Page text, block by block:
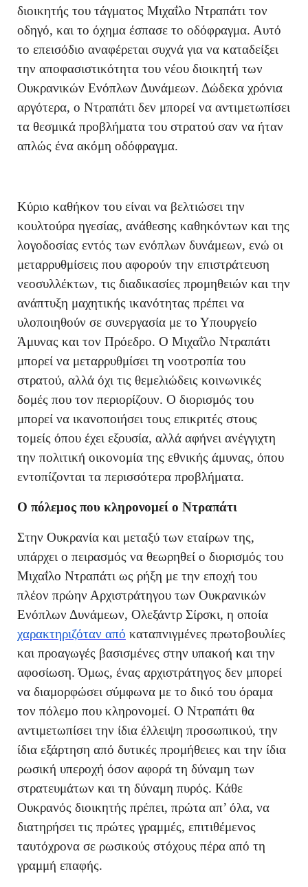
διοικητής του τάγματος Μιχαΐλο Ντραπάτι τον
οδηγό, και το όχημα έσπασε το οδόφραγμα. Αυτό
το επεισόδιο αναφέρεται συχνά για να καταδείξει
την αποφασιστικότητα του νέου διοικητή των
Ουκρανικών Ενόπλων Δυνάμεων. Δώδεκα χρόνια
αργότερα, ο Ντραπάτι δεν μπορεί να αντιμετωπίσει
τα θεσμικά προβλήματα του στρατού σαν να ήταν
απλώς ένα ακόμη οδόφραγμα.
Κύριο καθήκον του είναι να βελτιώσει την
κουλτούρα ηγεσίας, ανάθεσης καθηκόντων και της
λογοδοσίας εντός των ενόπλων δυνάμεων, ενώ οι
μεταρρυθμίσεις που αφορούν την επιστράτευση
νεοσυλλέκτων, τις διαδικασίες προμηθειών και την
ανάπτυξη μαχητικής ικανότητας πρέπει να
υλοποιηθούν σε συνεργασία με το Υπουργείο
Άμυνας και τον Πρόεδρο. Ο Μιχαΐλο Ντραπάτι
μπορεί να μεταρρυθμίσει τη νοοτροπία του
στρατού, αλλά όχι τις θεμελιώδεις κοινωνικές
δομές που τον περιορίζουν. Ο διορισμός του
μπορεί να ικανοποιήσει τους επικριτές στους
τομείς όπου έχει εξουσία, αλλά αφήνει ανέγγιχτη
την πολιτική οικονομία της εθνικής άμυνας, όπου
εντοπίζονται τα περισσότερα προβλήματα.
Ο πόλεμος που κληρονομεί ο Ντραπάτι
Στην Ουκρανία και μεταξύ των εταίρων της,
υπάρχει ο πειρασμός να θεωρηθεί ο διορισμός του
Μιχαΐλο Ντραπάτι ως ρήξη με την εποχή του
πλέον πρώην Αρχιστράτηγου των Ουκρανικών
Ενόπλων Δυνάμεων, Ολεξάντρ Σίρσκι, η οποία
χαρακτηριζόταν από καταπνιγμένες πρωτοβουλίες
και προαγωγές βασισμένες στην υπακοή και την
αφοσίωση. Όμως, ένας αρχιστράτηγος δεν μπορεί
να διαμορφώσει σύμφωνα με το δικό του όραμα
τον πόλεμο που κληρονομεί. Ο Ντραπάτι θα
αντιμετωπίσει την ίδια έλλειψη προσωπικού, την
ίδια εξάρτηση από δυτικές προμήθειες και την ίδια
ρωσική υπεροχή όσον αφορά τη δύναμη των
στρατευμάτων και τη δύναμη πυρός. Κάθε
Ουκρανός διοικητής πρέπει, πρώτα απ’ όλα, να
διατηρήσει τις πρώτες γραμμές, επιτιθέμενος
ταυτόχρονα σε ρωσικούς στόχους πέρα από τη
γραμμή επαφής.